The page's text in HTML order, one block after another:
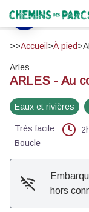
Chemins des Parcs
>>Accueil >À pied>
Arles
ARLES - Au
Eaux et rivières
Très facile
Boucle
hors